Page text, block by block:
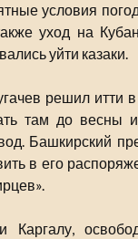
условия
уход на
уйти казаки.
решил итти
там до весны
Башкирский
в его
Каргалу,